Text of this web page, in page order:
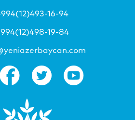
16-94
19-84